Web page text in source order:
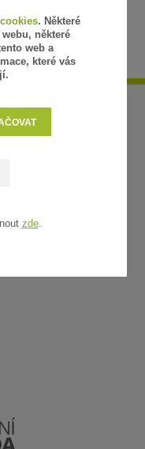
cookies. Některé
některé
web a
které vás
zde.